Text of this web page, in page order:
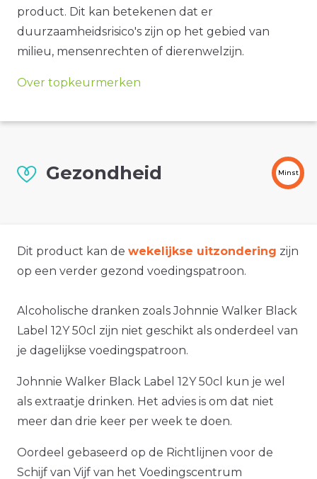
product. Dit kan betekenen dat er
duurzaamheidsrisico's zijn op het gebied van
milieu, mensenrechten of dierenwelzijn.
Over topkeurmerken
Gezondheid Minst
Dit product kan de wekelijkse uitzondering zijn
op een verder gezond voedingspatroon.
Alcoholische dranken zoals Johnnie Walker Black
Label 12Y 50cl zijn niet geschikt als onderdeel van
je dagelijkse voedingspatroon.
Johnnie Walker Black Label 12Y 50cl kun je wel
als extraatje drinken. Het advies is om dat niet
meer dan drie keer per week te doen.
Oordeel gebaseerd op de Richtlijnen voor de
Schijf van Vijf van het Voedingscentrum